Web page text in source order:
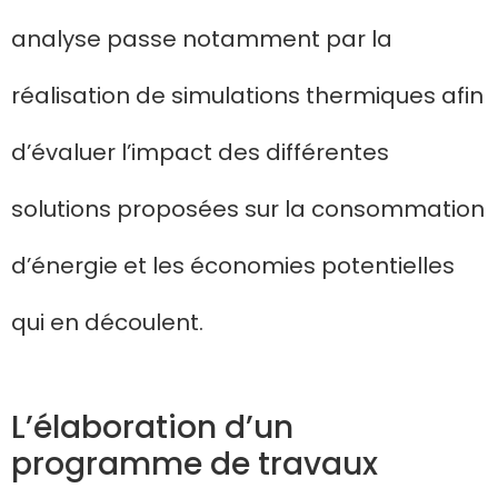
analyse passe notamment par la
réalisation de simulations thermiques afin
d’évaluer l’impact des différentes
solutions proposées sur la consommation
d’énergie et les économies potentielles
qui en découlent.
L’élaboration d’un
programme de travaux